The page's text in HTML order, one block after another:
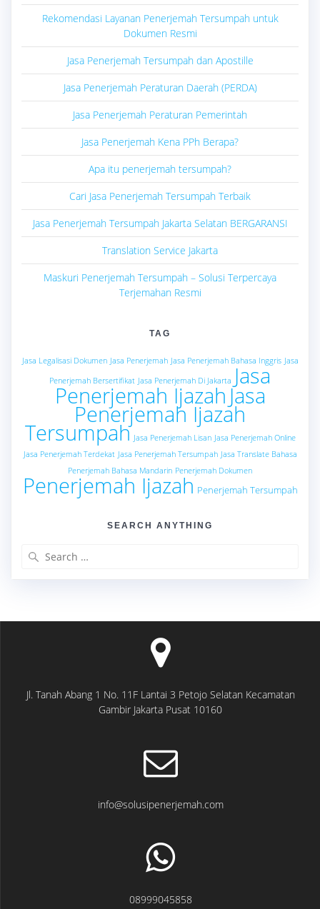
Rekomendasi Layanan Penerjemah Tersumpah untuk
Dokumen Resmi
Jasa Penerjemah Tersumpah dan Apostille
Jasa Penerjemah Peraturan Daerah (PERDA)
Jasa Penerjemah Peraturan Pemerintah
Jasa Penerjemah Kena PPh Berapa?
Apa itu penerjemah tersumpah?
Cari Jasa Penerjemah Tersumpah Terbaik
Jasa Penerjemah Tersumpah Jakarta Selatan BERGARANSI
Translation Service Jakarta
Maskuri Penerjemah Tersumpah – Solusi Terpercaya
Terjemahan Resmi
TAG
Jasa Legalisasi Dokumen Jasa Penerjemah Jasa Penerjemah Bahasa Inggris Jasa
Penerjemah Bersertifikat Jasa Penerjemah Di Jakarta Jasa
Penerjemah Ijazah Jasa
Penerjemah Ijazah
Tersumpah Jasa Penerjemah Lisan Jasa Penerjemah Online
Jasa Penerjemah Terdekat Jasa Penerjemah Tersumpah Jasa Translate Bahasa
Penerjemah Bahasa Mandarin Penerjemah Dokumen
Penerjemah Ijazah Penerjemah Tersumpah
SEARCH ANYTHING
Jl. Tanah Abang 1 No. 11F Lantai 3 Petojo Selatan Kecamatan
Gambir Jakarta Pusat 10160
info@solusipenerjemah.com
08999045858